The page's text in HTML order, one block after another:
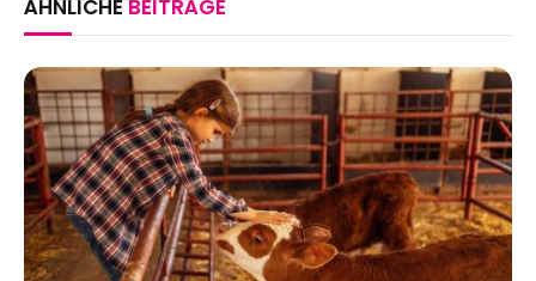
ÄHNLICHE BEITRÄGE